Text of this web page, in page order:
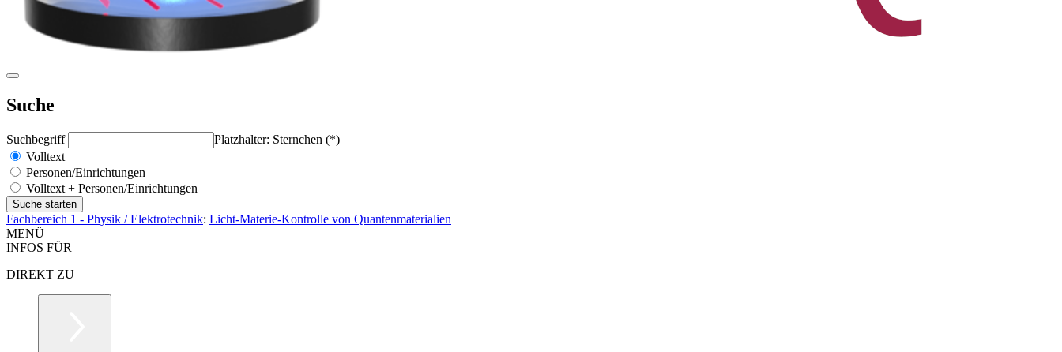
Suche
Suchbegriff
Platzhalter: Sternchen (*)
Volltext
Personen/Einrichtungen
Volltext + Personen/Einrichtungen
Fachbereich 1 - Physik / Elektrotechnik: Licht-Materie-Kontrolle von Quantenmaterialien
MENÜ
INFOS FÜR
DIREKT ZU